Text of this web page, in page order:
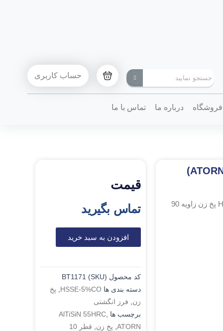
حساب کاربری
فروشگاه درباره ما تماس با ما
فرز انگشتی HSSE-5%CO 10 پخ زن زاویه 90 آتورن(ATORN)
/ فرز انگشتی HSSE-5%CO 10 پخ زن زاویه 90
قیمت
تماس بگیرید
افزودن به سبد خرید
کد محصول (SKU)
BT1171
دسته بندی ها HSSE-5%CO
پخ
زن
فرز انگشتی
برچسب ها AlTiSiN 55HRC
ATORN پخ زن قطر 10